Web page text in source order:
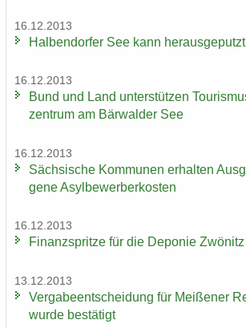
16.12.2013
Hal­ben­dor­fer See kann
16.12.2013
Bund und Land un­ter­stüt­zen
zen­trum am Bär­wal­der See
16.12.2013
Säch­si­sche Kom­mu­nen er­hal­ten
ge­ne Asyl­be­wer­ber­kos­ten
16.12.2013
Fi­nanz­sprit­ze für die De­po­nie Zwö­nitz
13.12.2013
Ver­ga­be­ent­schei­dung für Mei­ße­ner
wurde be­stä­tigt